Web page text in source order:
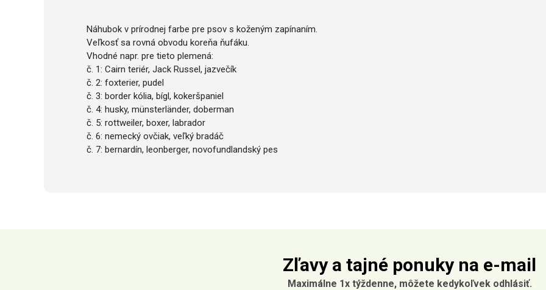
Náhubok v prírodnej farbe pre psov s koženým zapínaním.
Veľkosť sa rovná obvodu koreňa ňufáku.
Vhodné napr. pre tieto plemená:
č. 1: Cairn teriér, Jack Russel, jazvečík
č. 2: foxterier, pudel
č. 3: border kólia, bígl, kokeršpaniel
č. 4: husky, münsterländer, doberman
č. 5: rottweiler, boxer, labrador
č. 6: nemecký ovčiak, veľký bradáč
č. 7: bernardín, leonberger, novofundlandský pes
Zľavy a tajné ponuky na e-mail
Maximálne 1x týždenne, môžete kedykoľvek odhlásiť.